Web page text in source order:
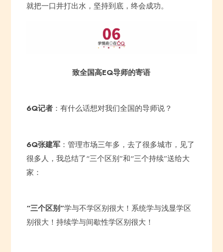
就把一口井打出水，坚持到底，终会成功。
致全国高EQ导师的寄语
6Q记者：有什么话想对我们全国的导师说？
6Q张建军：管理市场三年多，去了很多城市，见了
很多人，我总结了“三个区别”和“三个持续”送给大
家：
“三个区别”学与不学区别很大！系统学与浅显学区
别很大！持续学与间歇性学区别很大！